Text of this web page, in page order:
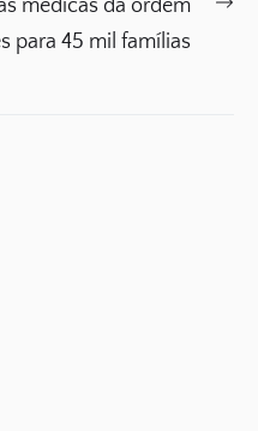
médicas da ordem
para 45 mil famílias